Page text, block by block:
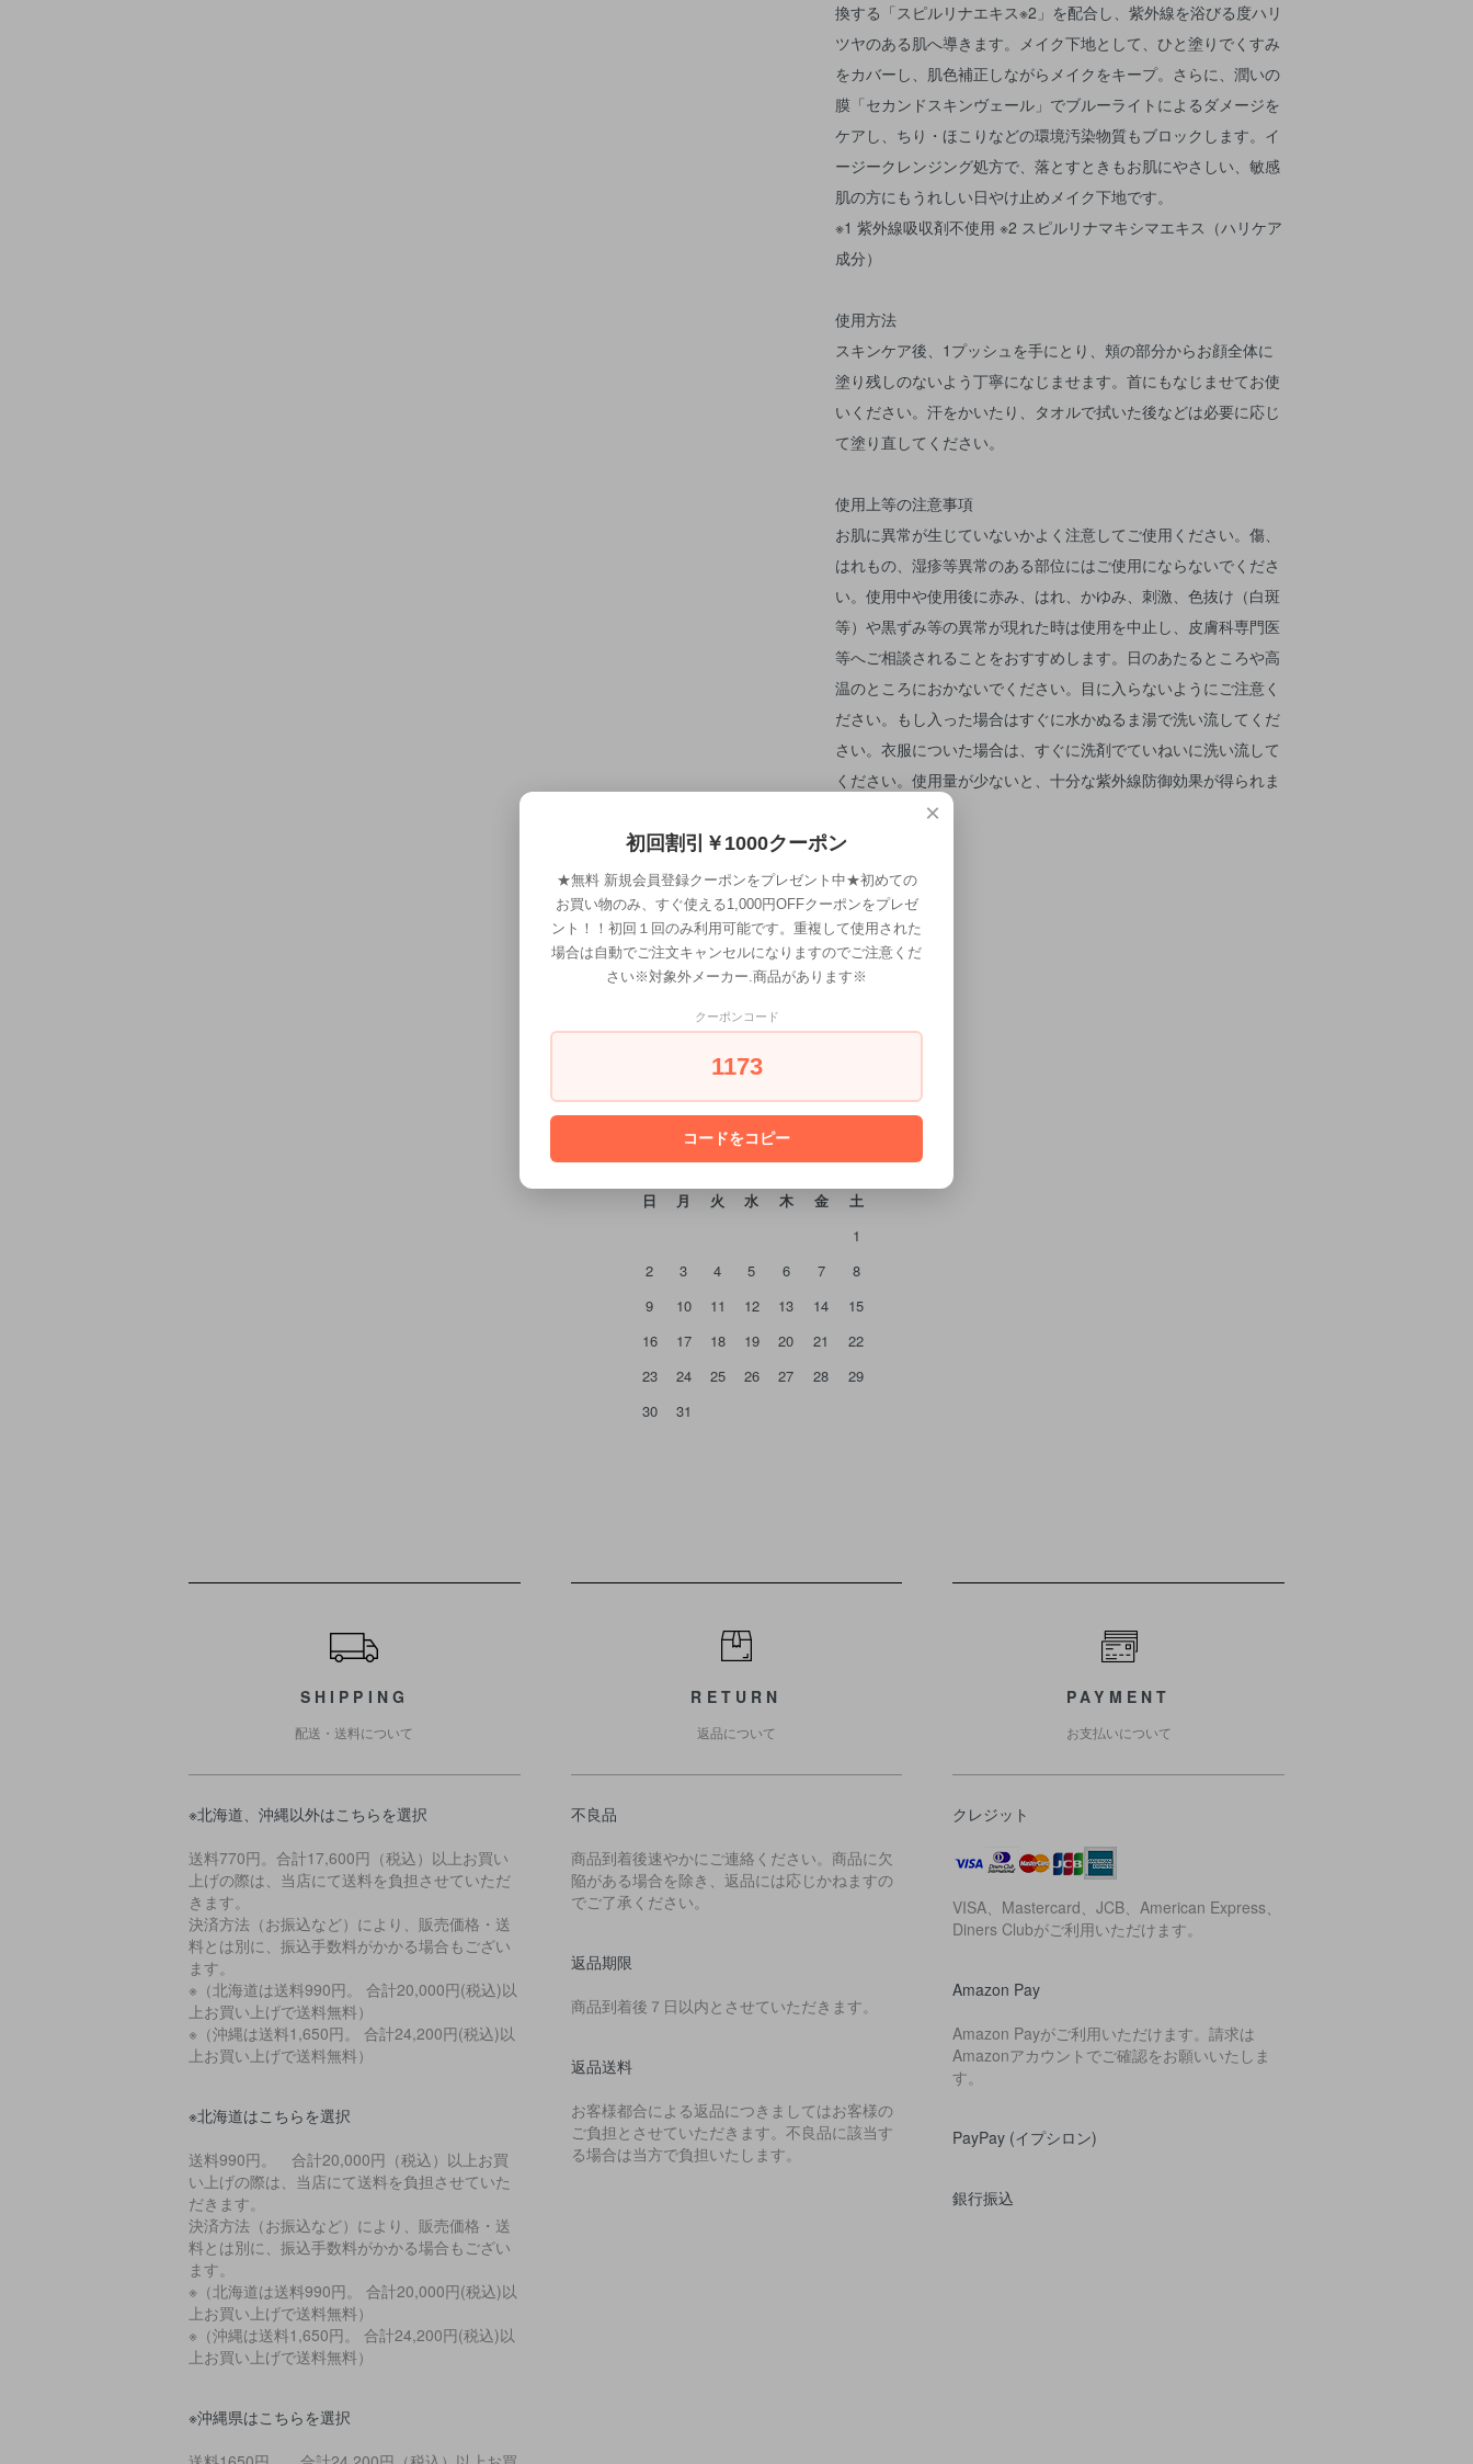
換する「スピルリナエキス※2」を配合し、紫外線を浴びる度ハリ
ツヤのある肌へ導きます。メイク下地として、ひと塗りでくすみ
をカバーし、肌色補正しながらメイクをキープ。さらに、潤いの
膜「セカンドスキンヴェール」でブルーライトによるダメージを
ケアし、ちり・ほこりなどの環境汚染物質もブロックします。イ
ージークレンジング処方で、落とすときもお肌にやさしい、敏感
肌の方にもうれしい日やけ止めメイク下地です。
※1 紫外線吸収剤不使用 ※2 スピルリナマキシマエキス（ハリケア
成分）
使用方法
スキンケア後、1プッシュを手にとり、頬の部分からお顔全体に
塗り残しのないよう丁寧になじませます。首にもなじませてお使
いください。汗をかいたり、タオルで拭いた後などは必要に応じ
て塗り直してください。
使用上等の注意事項
お肌に異常が生じていないかよく注意してご使用ください。傷、
はれもの、湿疹等異常のある部位にはご使用にならないでくださ
い。使用中や使用後に赤み、はれ、かゆみ、刺激、色抜け（白斑
等）や黒ずみ等の異常が現れた時は使用を中止し、皮膚科専門医
等へご相談されることをおすすめします。日のあたるところや高
温のところにおかないでください。目に入らないようにご注意く
ださい。もし入った場合はすぐに水かぬるま湯で洗い流してくだ
さい。衣服についた場合は、すぐに洗剤でていねいに洗い流して
ください。使用量が少ないと、十分な紫外線防御効果が得られま
CALENDAR
カレンダー
2026年8月
日 月 火 水 木 金
土
1
2
3 4 5 6 7
8
9
10 11 12 13 14
15
16
17 18 19 20 21
22
23
24 25 26 27 28
29
30
31
SHIPPING
配送・送料について
※北海道、沖縄以外はこちらを選択
送料770円。合計17,600円（税込）以上お買い
上げの際は、当店にて送料を負担させていただ
きます。
決済方法（お振込など）により、販売価格・送
料とは別に、振込手数料がかかる場合もござい
ます。
※（北海道は送料990円。 合計20,000円(税込)以
上お買い上げで送料無料）
※（沖縄は送料1,650円。 合計24,200円(税込)以
上お買い上げで送料無料）
※北海道はこちらを選択
送料990円。 合計20,000円（税込）以上お買
い上げの際は、当店にて送料を負担させていた
だきます。
決済方法（お振込など）により、販売価格・送
料とは別に、振込手数料がかかる場合もござい
ます。
※（北海道は送料990円。 合計20,000円(税込)以
上お買い上げで送料無料）
※（沖縄は送料1,650円。 合計24,200円(税込)以
上お買い上げで送料無料）
※沖縄県はこちらを選択
RETURN
返品について
不良品
商品到着後速やかにご連絡ください。商品に欠
陥がある場合を除き、返品には応じかねますの
でご了承ください。
返品期限
商品到着後７日以内とさせていただきます。
返品送料
お客様都合による返品につきましてはお客様の
ご負担とさせていただきます。不良品に該当す
る場合は当方で負担いたします。
PAYMENT
お支払いについて
クレジット
VISA、Mastercard、JCB、American Express、
Diners Clubがご利用いただけます。
Amazon Pay
Amazon Payがご利用いただけます。請求は
Amazonアカウントでご確認をお願いいたしま
す。
PayPay (イプシロン)
銀行振込
×
初回割引￥1000クーポン
★無料 新規会員登録クーポンをプレゼント中★初めての
お買い物のみ、すぐ使える1,000円OFFクーポンをプレゼ
ント！！初回１回のみ利用可能です。重複して使用された
場合は自動でご注文キャンセルになりますのでご注意くだ
さい※対象外メーカー.商品があります※
クーポンコード
1173
コードをコピー